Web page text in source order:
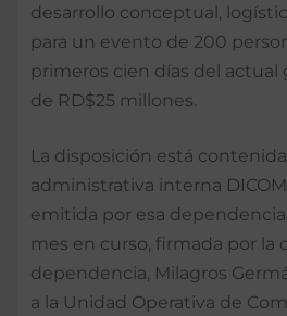
desarrollo conceptual,
para un evento de 200
primeros cien días del actual
de RD$25 millones.
La disposición está
administrativa interna
emitida por esa
mes en curso, firmada por la
dependencia, Milagros
a la Unidad Operativa de